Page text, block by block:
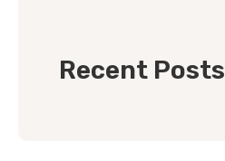
Recent Posts